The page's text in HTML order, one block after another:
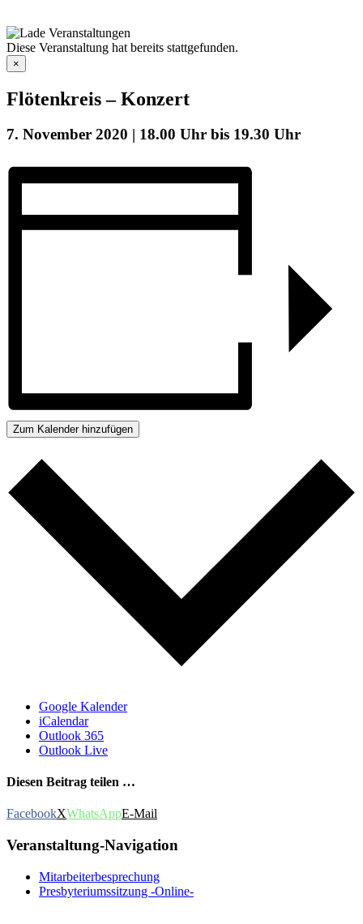
Diese Veranstaltung hat bereits stattgefunden.
×
Flötenkreis – Konzert
7. November 2020 | 18.00 Uhr bis 19.30 Uhr
Zum Kalender hinzufügen
Google Kalender
iCalendar
Outlook 365
Outlook Live
Diesen Beitrag teilen …
FacebookXWhatsAppE-Mail
Veranstaltung-Navigation
Mitarbeiterbesprechung
Presbyteriumssitzung -Online-